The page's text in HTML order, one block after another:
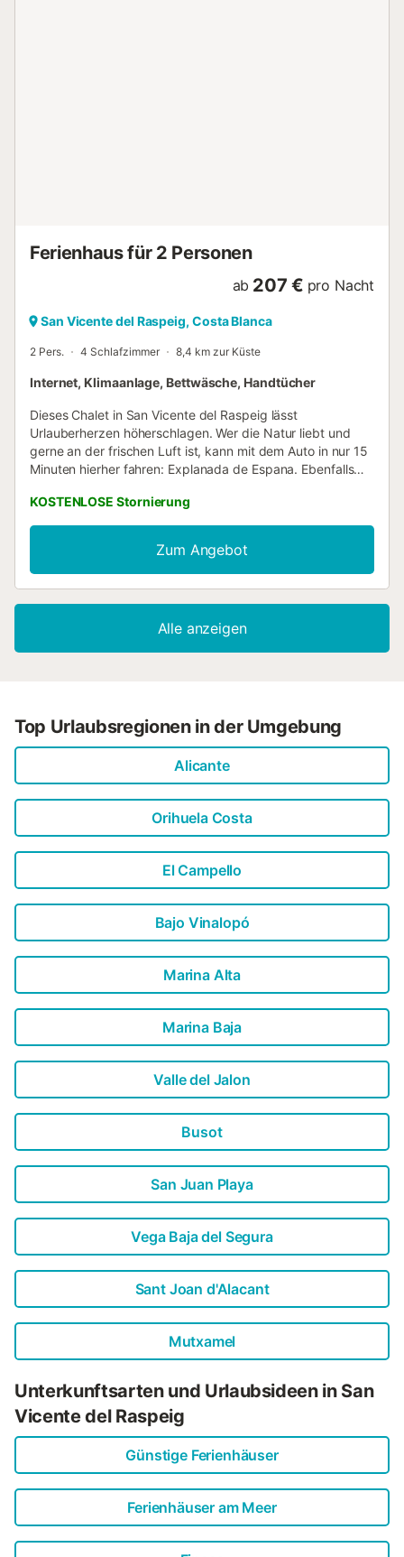
Ferienhaus für 2 Personen
ab 207 € pro Nacht
San Vicente del Raspeig, Costa Blanca
2 Pers. 4 Schlafzimmer 8,4 km zur Küste
Internet, Klimaanlage, Bettwäsche, Handtücher
Dieses Chalet in San Vicente del Raspeig lässt
Urlauberherzen höherschlagen. Wer die Natur liebt und
gerne an der frischen Luft ist, kann mit dem Auto in nur 15
Minuten hierher fahren: Explanada de Espana. Ebenfalls
Postiguet-Strand. Setz dich hinters Steuer und unternimm
ganz entspannt Ausflüge zu nahe gelegenen
Sehenswürdigkeiten wie The Outlet Stores Alicante (7
Autominuten) oder Parc L'hort de Torrent (6 Autominuten).
Während deines Aufenthalts kannst du den gleichen
Wäscherei und Handtücher. Freu dich außerdem über
Seife, Toilettenpapier und einen Haartrockner....
KOSTENLOSE Stornierung
Zum Angebot
Alle anzeigen
Top Urlaubsregionen in der Umgebung
Alicante
Orihuela Costa
El Campello
Bajo Vinalopó
Marina Alta
Marina Baja
Valle del Jalon
Busot
San Juan Playa
Vega Baja del Segura
Sant Joan d'Alacant
Mutxamel
Unterkunftsarten und Urlaubsideen in San
Vicente del Raspeig
Günstige Ferienhäuser
Ferienhäuser am Meer